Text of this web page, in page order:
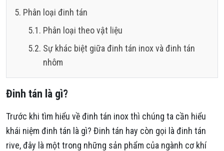
Phân loại đinh tán
Phân loại theo vật liệu
Sự khác biệt giữa đinh tán inox và đinh tán
nhôm
Đinh tán là gì?
Trước khi tìm hiểu về đinh tán inox thì chúng ta cần hiểu
khái niệm đinh tán là gì? Đinh tán hay còn gọi là đinh tán
rive, đây là một trong những sản phẩm của ngành cơ khí